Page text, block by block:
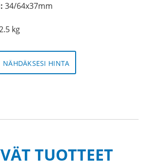
34/64x37mm
kg
NÄHDÄKSESI HINTA
TUOTTEET